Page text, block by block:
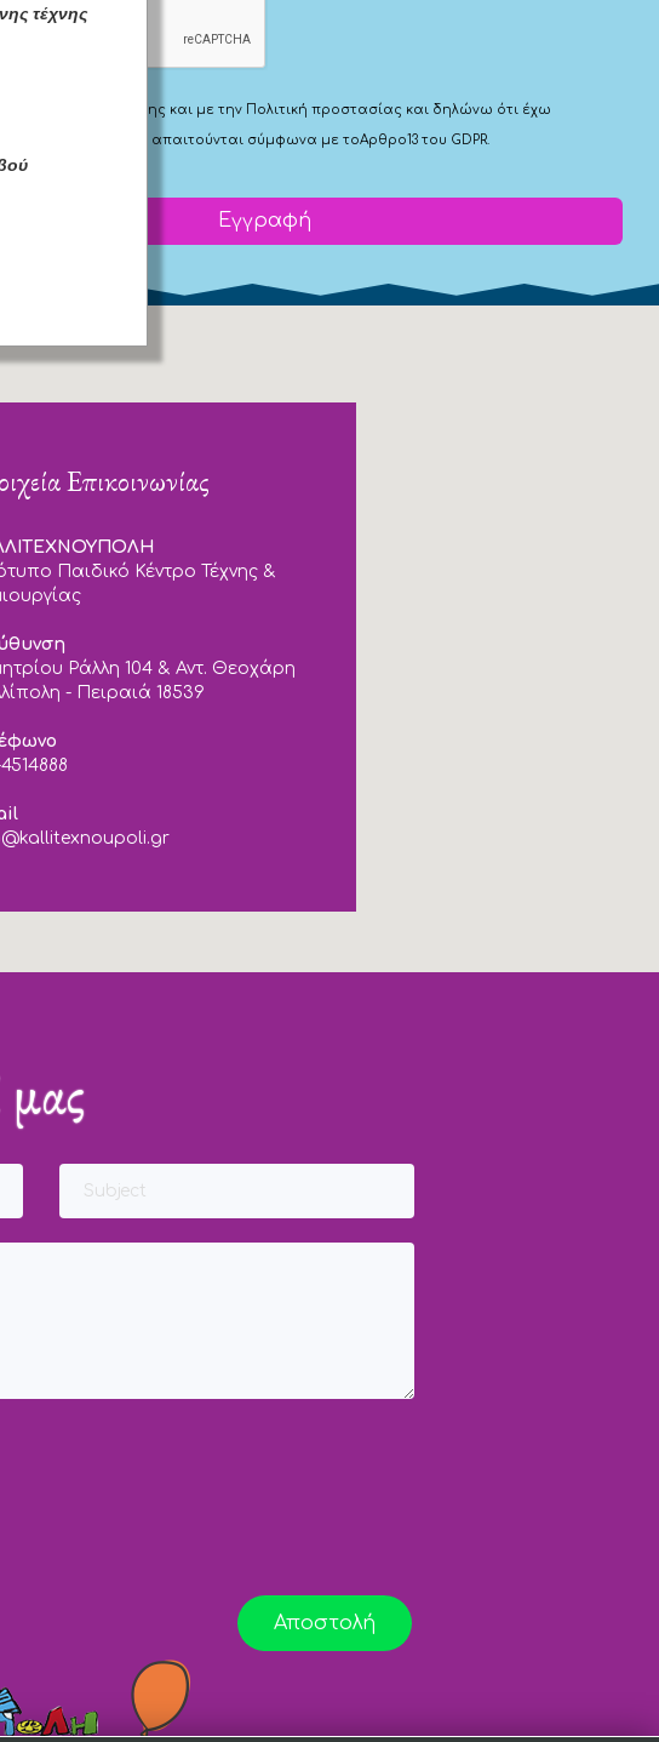
τους Όρους Χρήσης και με την Πολιτική προστασίας και δηλώνω ότι έχω
πληροφορίες που απαιτούνται σύμφωνα με τοΑρθρο13 του GDPR.
Εγγραφή
Επικοινωνίας
Παιδικό Κέντρο Τέχνης &
Ράλλη 104 & Αντ. Θεοχάρη
- Πειραιά 18539
μας
Αποστολή
τέχνης